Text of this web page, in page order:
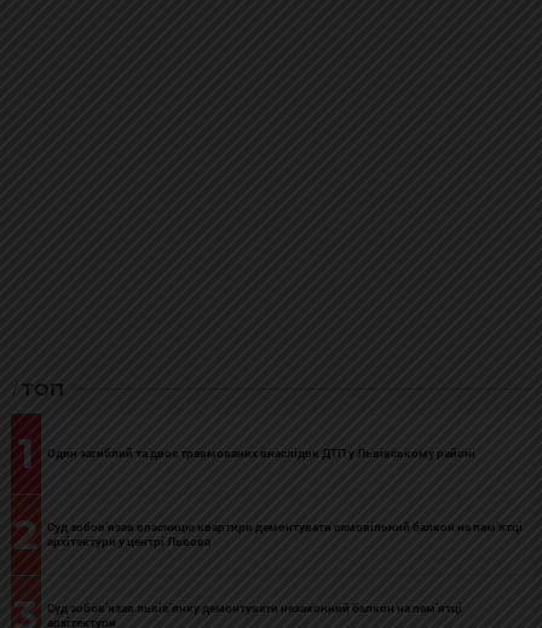
ТОП
1 Один загиблий та двоє травмованих внаслідок ДТП у Львівському районі
2
Суд зобов’язав власницю квартири демонтувати самовільний балкон на пам’ятці
архітектури у центрі Львова
3
Суд зобов’язав львів’янку демонтувати незаконний балкон на пам’ятці
архітектури